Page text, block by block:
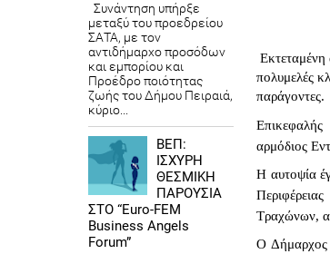
πολυμελές
παράγοντες.
αρμόδιος
Η αυτοψία
Τραχώνων,
Ο Δήμαρχος
Συνάντηση υπήρξε
μεταξύ του προεδρείου
ΣΑΤΑ, με τον
αντιδήμαρχο προσόδων
και εμπορίου και
Προέδρο ποιότητας
ζωής του Δήμου Πειραιά,
κύριο...
ΒΕΠ:
ΙΣΧΥΡΗ
ΘΕΣΜΙΚΗ
ΠΑΡΟΥΣΙΑ
ΣΤΟ “Euro-FEM
Business Angels
Forum”